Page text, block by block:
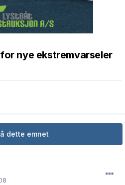
nye ekstremvarseler
dette emnet